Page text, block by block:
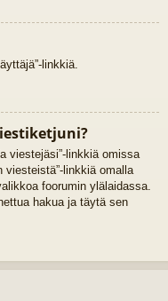
linkkiä.
viestejäsi”-linkkiä omissa
linkkiä omalla
foorumin ylälaidassa.
hakua ja täytä sen